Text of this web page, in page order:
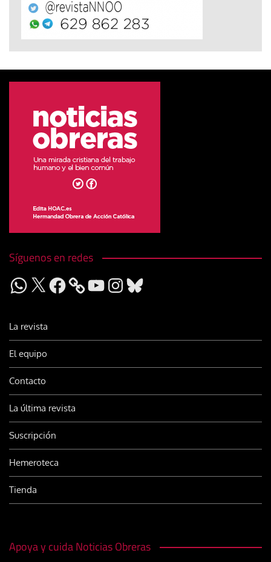
Síguenos en redes
WhatsApp
X Facebook YouTubeInstagram
Bluesky
La revista
El equipo
Contacto
La última revista
Suscripción
Hemeroteca
Tienda
Apoya y cuida Noticias Obreras